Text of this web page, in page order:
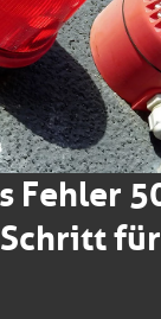
Fehler